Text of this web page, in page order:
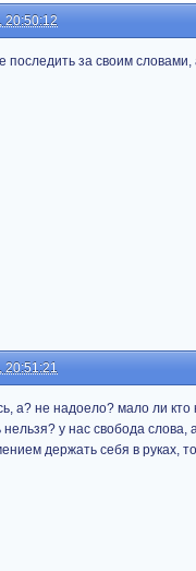
20:50:12
последить за своим
20:51:21
а? не надоело? мало ли
у нас свобода слова,
держать себя в руках,